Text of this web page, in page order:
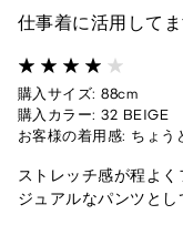
仕事着に活用して
購入サイズ: 88cm
購入カラー: 32 BEIGE
お客様の着用感: ちょう
ストレッチ感が程よ
ジュアルなパンツと